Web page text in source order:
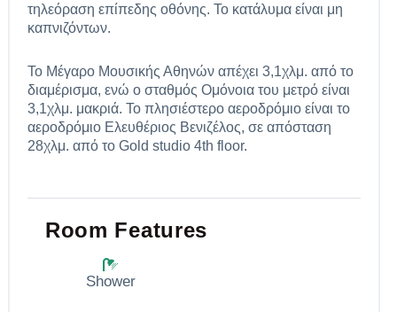
τηλεόραση επίπεδης οθόνης. Το κατάλυμα είναι μη
καπνιζόντων.
Το Μέγαρο Μουσικής Αθηνών απέχει 3,1χλμ. από το
διαμέρισμα, ενώ ο σταθμός Ομόνοια του μετρό είναι
3,1χλμ. μακριά. Το πλησιέστερο αεροδρόμιο είναι το
αεροδρόμιο Ελευθέριος Βενιζέλος, σε απόσταση
28χλμ. από το Gold studio 4th floor.
Room Features
Shower